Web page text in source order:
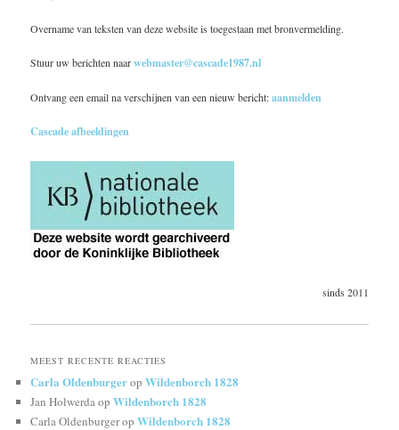
Overname van teksten van deze website is toegestaan met bronvermelding.
Stuur uw berichten naarwebmaster@cascade1987.nl
Ontvang een email na verschijnen van een nieuw bericht:aanmelden
Cascade afbeeldingen
sinds 2011
MEEST RECENTE REACTIES
Carla OldenburgeropWildenborch 1828
Jan HolwerdaopWildenborch 1828
Carla OldenburgeropWildenborch 1828